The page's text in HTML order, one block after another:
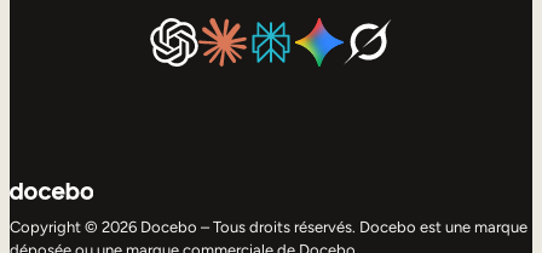
Copyright © 2026 Docebo – Tous droits réservés. Docebo est une marque